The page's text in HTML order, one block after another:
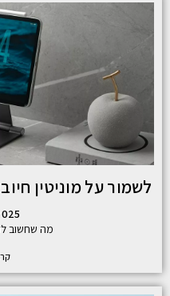
לשמור על מוניטין
מה שחשוב